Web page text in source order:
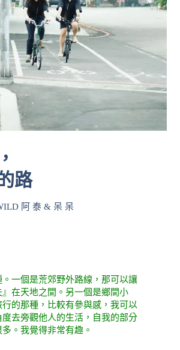
路
阿 泰 & 呆 呆
一個是荒郊野外路線，那可以讓
』在天地之間。另一個是鄉間小
的那種，比較有參與感，我可以
度去旁觀他人的生活，自我的部分
。我覺得非常有趣。